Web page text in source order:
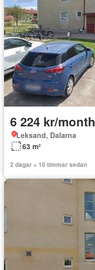
6 224 kr/month
Leksand, Dalarna
63 m²
2 dagar + 10 timmar sedan